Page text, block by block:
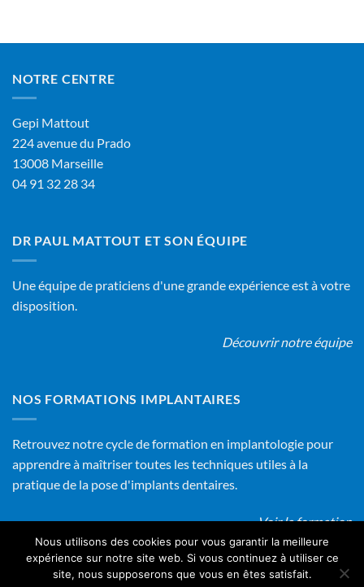
NOTRE CENTRE
Gepi Mattout
224 avenue du Prado
13008 Marseille
04 91 32 28 34
DR PAUL MATTOUT ET SON ÉQUIPE
Une équipe de praticiens d'une grande expérience est à votre
disposition.
Découvrir notre équipe
NOS FORMATIONS IMPLANTAIRES
Retrouvez notre cycle de formation en implantologie pour
apprendre à maîtriser toutes les techniques utiles à la
pratique de la pose d'implants dentaires.
Voir la formation
Nous utilisons des cookies pour vous garantir la meilleure
expérience sur notre site web. Si vous continuez à utiliser ce
site, nous supposerons que vous en êtes satisfait.